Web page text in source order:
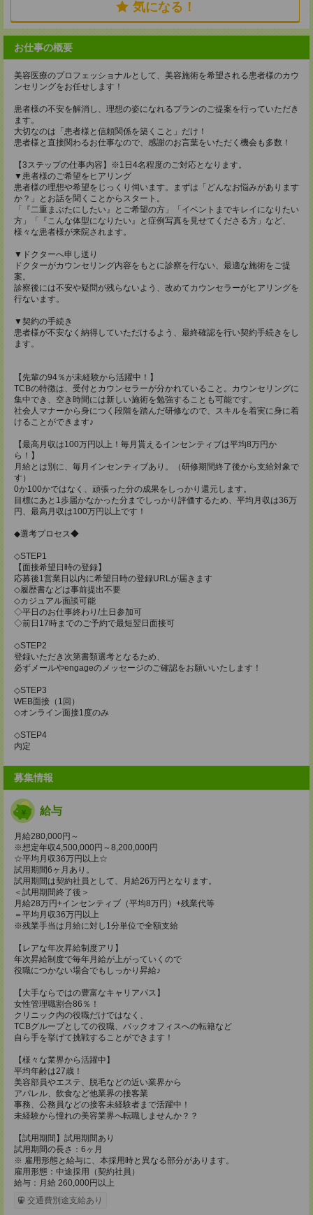
気になる！
お仕事の概要
美容医療のプロフェッショナルとして、美容施術を希望される患者様のカウ
ンセリングをお任せします！
患者様の不安を解消し、理想の姿になれるプランのご提案を行っていただき
ます。
大切なのは「患者様と信頼関係を築くこと」だけ！
患者様と直接関わるお仕事なので、感謝のお言葉をいただく機会も多数！
【3ステップの仕事内容】※1日4名程度のご対応となります。
▼患者様のご希望をヒアリング
患者様の理想や希望をじっくり伺います。まずは「どんなお悩みがあります
か？」とお話を聞くことからスタート。
「『二重まぶたにしたい』とご希望の方」「イベントまでキレイになりたい
方」「『こんな体型になりたい』と症例写真を見せてくださる方」など、
様々な患者様が来院されます。
▼ドクターへ申し送り
ドクターがカウンセリング内容をもとに診察を行ない、最適な施術をご提
案。
診察後には不安や疑問が残らないよう、改めてカウンセラーがヒアリングを
行ないます。
▼契約の手続き
患者様が不安なく納得していただけるよう、最終確認を行い契約手続きをし
ます。
【先輩の94％が未経験から活躍中！】
TCBの特徴は、受付とカウンセラーが分かれていること。カウンセリングに
集中でき、空き時間には新しい施術を勉強することも可能です。
社会人マナーから身につく段階を踏んだ研修なので、スキルを着実に身に着
けることができます♪
【最高月収は100万円以上！毎月貰えるインセンティブは平均8万円か
ら！】
月給とは別に、毎月インセンティブあり。（研修期間終了後から支給対象で
す）
0か100かではなく、頑張った分の成果をしっかり還元します。
目標にあと1歩届かなかった分までしっかり評価するため、平均月収は36万
円、最高月収は100万円以上です！
◆選考プロセス◆
◇STEP1
【面接希望日時の登録】
応募後1営業日以内に希望日時の登録URLが届きます
◇履歴書などは事前提出不要
◇カジュアル面談可能
◇平日のお仕事終わり/土日参加可
◇前日17時までのご予約で最短翌日面接可
◇STEP2
登録いただき次第書類選考となるため、
必ずメールやengageのメッセージのご確認をお願いいたします！
◇STEP3
WEB面接（1回）
◇オンライン面接1度のみ
◇STEP4
内定
募集情報
給与
月給280,000円～
※想定年収4,500,000円～8,200,000円
☆平均月収36万円以上☆
試用期間6ヶ月あり。
試用期間は契約社員として、月給26万円となります。
＜試用期間終了後＞
月給28万円+インセンティブ（平均8万円）+残業代等
＝平均月収36万円以上
※残業手当は月給に対し1分単位で全額支給
【レアな年次昇給制度アリ】
年次昇給制度で毎年月給が上がっていくので
役職につかない場合でもしっかり昇給♪
【大手ならではの豊富なキャリアパス】
女性管理職割合86％！
クリニック内の役職だけではなく、
TCBグループとしての役職、バックオフィスへの転籍など
自ら手を挙げて挑戦することができます！
【様々な業界から活躍中】
平均年齢は27歳！
美容部員やエステ、脱毛などの近い業界から
アパレル、飲食など他業界の接客業
事務、公務員などの接客未経験者まで活躍中！
未経験から憧れの美容業界へ転職しませんか？？
【試用期間】試用期間あり
試用期間の長さ：6ヶ月
※ 雇用形態と給与に、本採用時と異なる部分があります。
雇用形態：中途採用（契約社員）
給与：月給 260,000円以上
交通費別途支給あり